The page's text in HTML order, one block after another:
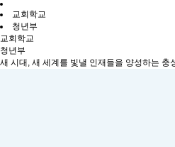
교회학교
청년부
교회학교
청년부
새 시대, 새 세계를 빛낼 인재들을 양성하는 충